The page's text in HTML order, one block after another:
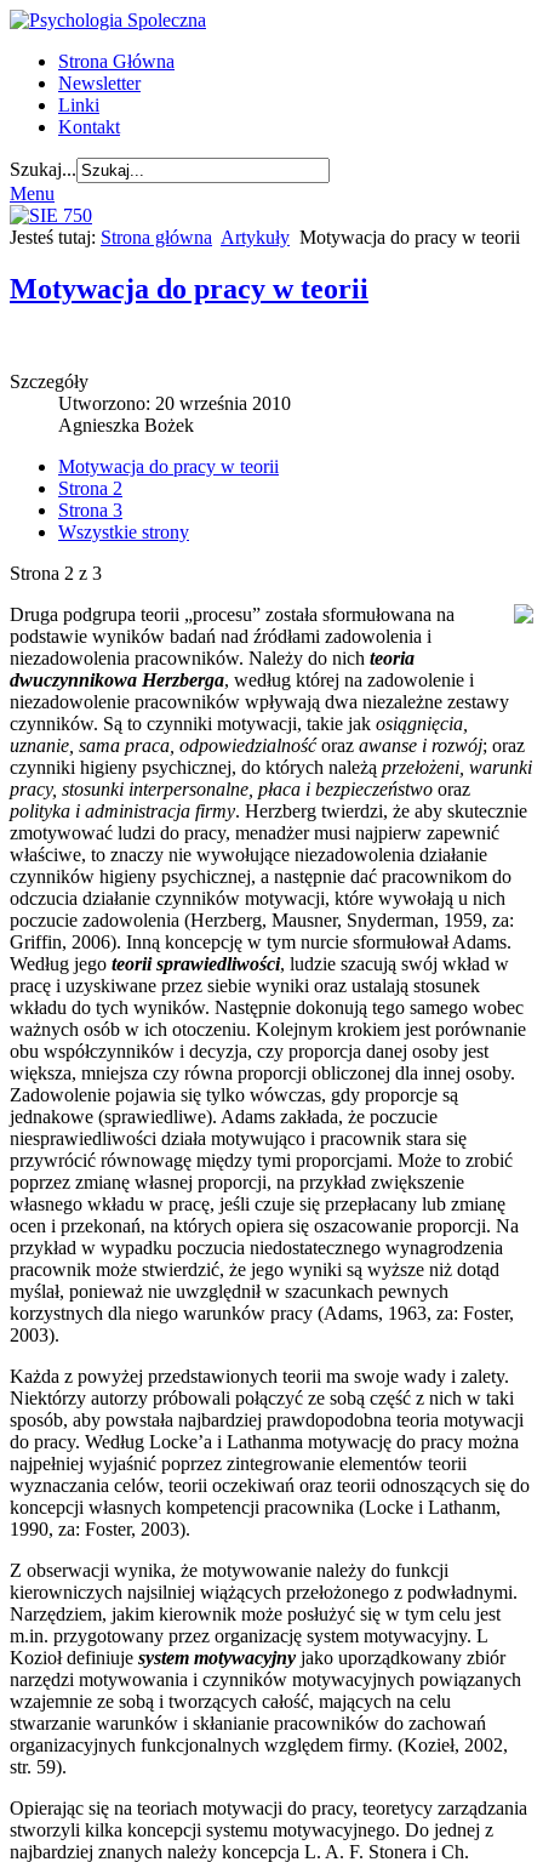
Strona Główna
Newsletter
Linki
Kontakt
Szukaj...
Menu
Jesteś tutaj: Strona główna Artykuły Motywacja do pracy w teorii
Motywacja do pracy w teorii
Szczegóły
Utworzono: 20 września 2010
Agnieszka Bożek
Motywacja do pracy w teorii
Strona 2
Strona 3
Wszystkie strony
Strona 2 z 3
Druga podgrupa teorii „procesu” została sformułowana na
podstawie wyników badań nad źródłami zadowolenia i
niezadowolenia pracowników. Należy do nich teoria
dwuczynnikowa Herzberga, według której na zadowolenie i
niezadowolenie pracowników wpływają dwa niezależne zestawy
czynników. Są to czynniki motywacji, takie jak osiągnięcia,
uznanie, sama praca, odpowiedzialnośćoraz awanse i rozwój; oraz
czynniki higieny psychicznej, do których należą przełożeni, warunki
pracy, stosunki interpersonalne, płaca i bezpieczeństwo oraz
polityka i administracja firmy. Herzberg twierdzi, że aby skutecznie
zmotywować ludzi do pracy, menadżer musi najpierw zapewnić
właściwe, to znaczy nie wywołujące niezadowolenia działanie
czynników higieny psychicznej, a następnie dać pracownikom do
odczucia działanie czynników motywacji, które wywołają u nich
poczucie zadowolenia (Herzberg, Mausner, Snyderman, 1959, za:
Griffin, 2006). Inną koncepcję w tym nurcie sformułował Adams.
Według jego teorii sprawiedliwości, ludzie szacują swój wkład w
pracę i uzyskiwane przez siebie wyniki oraz ustalają stosunek
wkładu do tych wyników. Następnie dokonują tego samego wobec
ważnych osób w ich otoczeniu. Kolejnym krokiem jest porównanie
obu współczynników i decyzja, czy proporcja danej osoby jest
większa, mniejsza czy równa proporcji obliczonej dla innej osoby.
Zadowolenie pojawia się tylko wówczas, gdy proporcje są
jednakowe (sprawiedliwe). Adams zakłada, że poczucie
niesprawiedliwości działa motywująco i pracownik stara się
przywrócić równowagę między tymi proporcjami. Może to zrobić
poprzez zmianę własnej proporcji, na przykład zwiększenie
własnego wkładu w pracę, jeśli czuje się przepłacany lub zmianę
ocen i przekonań, na których opiera się oszacowanie proporcji. Na
przykład w wypadku poczucia niedostatecznego wynagrodzenia
pracownik może stwierdzić, że jego wyniki są wyższe niż dotąd
myślał, ponieważ nie uwzględnił w szacunkach pewnych
korzystnych dla niego warunków pracy (Adams, 1963, za: Foster,
2003).
Każda z powyżej przedstawionych teorii ma swoje wady i zalety.
Niektórzy autorzy próbowali połączyć ze sobą część z nich w taki
sposób, aby powstała najbardziej prawdopodobna teoria motywacji
do pracy. Według Locke’a i Lathanma motywację do pracy można
najpełniej wyjaśnić poprzez zintegrowanie elementów teorii
wyznaczania celów, teorii oczekiwań oraz teorii odnoszących się do
koncepcji własnych kompetencji pracownika (Locke i Lathanm,
1990, za: Foster, 2003).
Z obserwacji wynika, że motywowanie należy do funkcji
kierowniczych najsilniej wiążących przełożonego z podwładnymi.
Narzędziem, jakim kierownik może posłużyć się w tym celu jest
m.in. przygotowany przez organizację system motywacyjny. L
Kozioł definiuje system motywacyjny jako uporządkowany zbiór
narzędzi motywowania i czynników motywacyjnych powiązanych
wzajemnie ze sobą i tworzących całość, mających na celu
stwarzanie warunków i skłanianie pracowników do zachowań
organizacyjnych funkcjonalnych względem firmy. (Kozieł, 2002,
str. 59).
Opierając się na teoriach motywacji do pracy, teoretycy zarządzania
stworzyli kilka koncepcji systemu motywacyjnego. Do jednej z
najbardziej znanych należy koncepcja L. A. F. Stonera i Ch.